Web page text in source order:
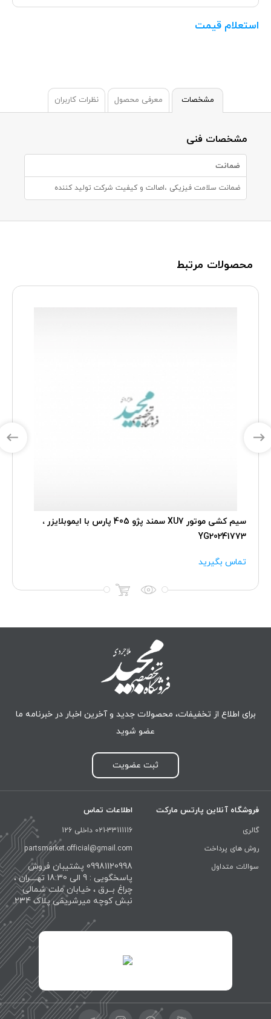
استعلام قیمت
مشخصات معرفی محصول نظرات کاربران
مشخصات فنی
ضمانت
ضمانت سلامت فیزیکی ،اصالت و کیفیت شرکت تولید کننده
محصولات مرتبط
سیم کشی موتور XU7 سمند پژو 405 پارس با ایموبلایزر ،
YG20241773
تماس بگیرید
برای اطلاع از تخفیفات، محصولات جدید و آخرین اخبار در خبرنامه ما
عضو شوید
ثبت عضویت
فروشگاه آنلاین پارتس مارکت
گالری
روش های پرداخت
سوالات متداول
اطلاعات تماس
021-33111116 داخلی 126
partsmarket.official@gmail.com
09981120998 پشتیبان فروش
پاسخگویی : 9 الی 18:30 تهــــران ،
چراغ بــرق ، خیابان ملت شمالی
نبش کوچه میرشریفی پلاک 234